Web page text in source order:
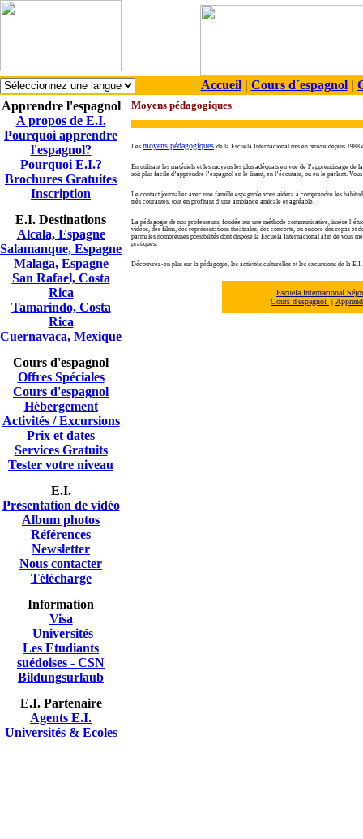
Accueil| Cours d´espagnol|
Apprendre l'espagnol
A propos de E.I.
Pourquoi apprendre
l'espagnol?
Pourquoi E.I.?
Brochures Gratuites
Inscription
E.I. Destinations
Alcala, Espagne
Salamanque, Espagne
Malaga, Espagne
San Rafael, Costa
Rica
Tamarindo, Costa
Rica
Cuernavaca, Mexique
Cours d'espagnol
Offres Spéciales
Cours d'espagnol
Hébergement
Activités / Excursions
Prix et dates
Services Gratuits
Tester votre niveau
E.I.
Présentation de vidéo
Album photos
Références
Newsletter
Nous contacter
Télécharge
Information
Visa
Universités
Les Etudiants
suédoises - CSN
Bildungsurlaub
E.I. Partenaire
Agents E.I.
Universités & Ecoles
Moyens pédagogiques
Les moyens pédagogiques de la Escuela Internacional mis en œuvre depuis 1988
En utilisant les matériels et les moyens les plus adéquats en vue de l’apprentissage
soit plus facile d’apprendre l’espagnol en le lisant, en l’écoutant, ou en le parlant.
Le contact journalier avec une famille espagnole vous aidera à comprendre les
très courantes, tout en profitant d’une ambiance amicale et agréable.
La pédagogie de nos professeurs, fondée sur une méthode communicative, insère
vidéos, des films, des représentations théâtrales, des concerts, ou encore des repas et
parmi les nombreuses possibilités dont dispose la Escuela Internacional afin de vous
pratiques.
Découvrez-en plus sur la pédagogie, les activités culturelles et les excursions de la E.I.
Escuela Internacional
Cours d'espagnol
|